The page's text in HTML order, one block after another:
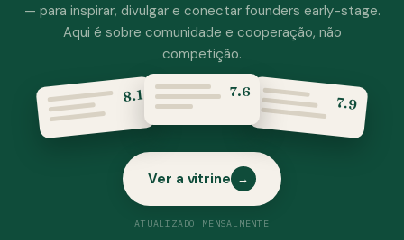
— para inspirar, divulgar e conectar founders early-stage.
Aqui é sobre comunidade e cooperação, não
competição.
8.1 7.6
7.9
Ver a vitrine →
ATUALIZADO MENSALMENTE